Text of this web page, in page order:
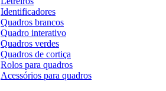
Identificadores
Quadros brancos
Quadro interativo
Quadros verdes
Quadros de cortiça
Rolos para quadros
Acessórios para quadros